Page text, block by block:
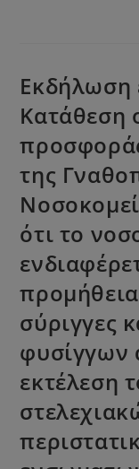
Εκδήλωση
Κατάθεση
της
ότι το
σύριγγες
φυσίγγων
εκτέλεση